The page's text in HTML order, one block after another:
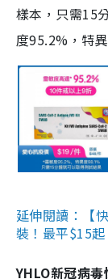
樣本，只需15
度95.2%，特
延伸閱讀：【
裝！最平$15
YHLO新冠病